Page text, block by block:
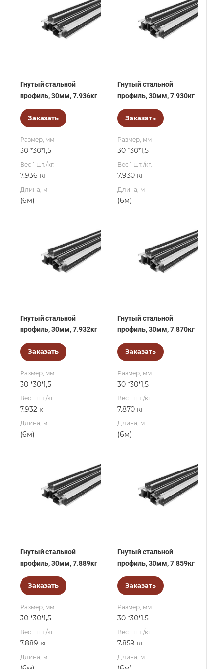
Гнутый стальной
профиль, 30мм, 7.936кг
Заказать
Размер, мм
30 *30*1,5
Вес 1 шт./кг.
7.936 кг
Длина, м
(6м)
Гнутый стальной
профиль, 30мм, 7.930кг
Заказать
Размер, мм
30 *30*1,5
Вес 1 шт./кг.
7.930 кг
Длина, м
(6м)
Гнутый стальной
профиль, 30мм, 7.932кг
Заказать
Размер, мм
30 *30*1,5
Вес 1 шт./кг.
7.932 кг
Длина, м
(6м)
Гнутый стальной
профиль, 30мм, 7.870кг
Заказать
Размер, мм
30 *30*1,5
Вес 1 шт./кг.
7.870 кг
Длина, м
(6м)
Гнутый стальной
профиль, 30мм, 7.889кг
Заказать
Размер, мм
30 *30*1,5
Вес 1 шт./кг.
7.889 кг
Длина, м
Гнутый стальной
профиль, 30мм, 7.859кг
Заказать
Размер, мм
30 *30*1,5
Вес 1 шт./кг.
7.859 кг
Длина, м